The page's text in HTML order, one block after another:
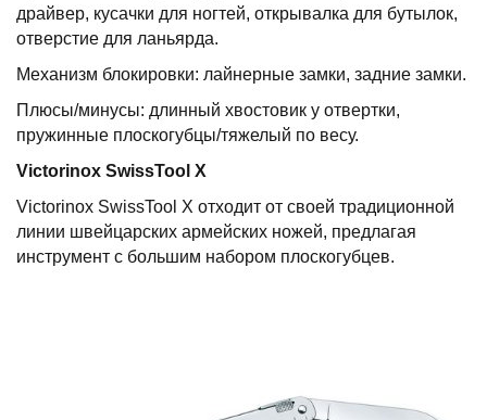
драйвер, кусачки для ногтей, открывалка для бутылок,
отверстие для ланьярда.
Механизм блокировки: лайнерные замки, задние замки.
Плюсы/минусы: длинный хвостовик у отвертки,
пружинные плоскогубцы/тяжелый по весу.
Victorinox SwissTool X
Victorinox SwissTool X отходит от своей традиционной
линии швейцарских армейских ножей, предлагая
инструмент с большим набором плоскогубцев.